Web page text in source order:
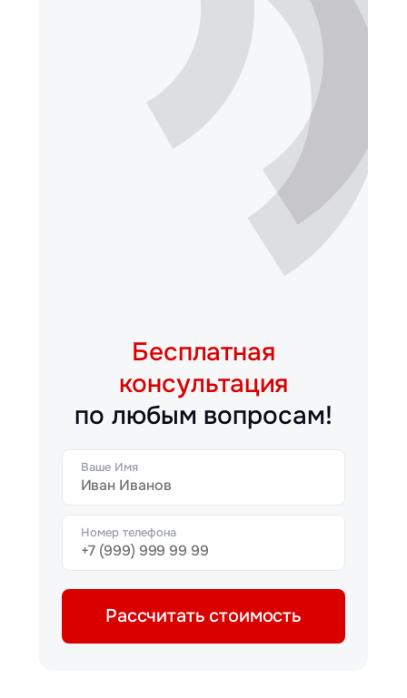
Бесплатная
консультация
по любым вопросам!
Ваше Имя
Номер телефона
Рассчитать стоимость